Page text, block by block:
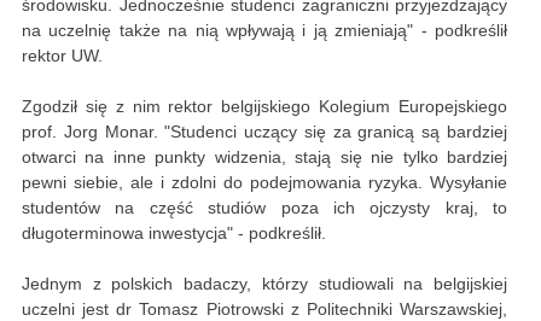
środowisku. Jednocześnie studenci zagraniczni przyjeżdżający
na uczelnię także na nią wpływają i ją zmieniają" - podkreślił
rektor UW.
Zgodził się z nim rektor belgijskiego Kolegium Europejskiego
prof. Jorg Monar. "Studenci uczący się za granicą są bardziej
otwarci na inne punkty widzenia, stają się nie tylko bardziej
pewni siebie, ale i zdolni do podejmowania ryzyka. Wysyłanie
studentów na część studiów poza ich ojczysty kraj, to
długoterminowa inwestycja" - podkreślił.
Jednym z polskich badaczy, którzy studiowali na belgijskiej
uczelni jest dr Tomasz Piotrowski z Politechniki Warszawskiej,